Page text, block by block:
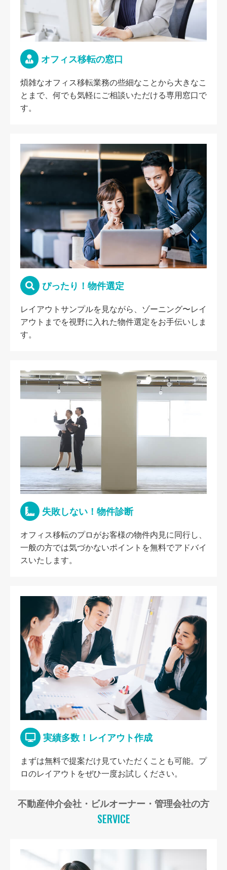
オフィス移転の窓口
煩雑なオフィス移転業務の些細なことから大きなこ
とまで、何でも気軽にご相談いただける専用窓口で
す。
ぴったり！物件選定
レイアウトサンプルを見ながら、ゾーニング〜レイ
アウトまでを視野に入れた物件選定をお手伝いしま
す。
失敗しない！物件診断
オフィス移転のプロがお客様の物件内見に同行し、
一般の方では気づかないポイントを無料でアドバイ
スいたします。
実績多数！レイアウト作成
まずは無料で提案だけ見ていただくことも可能。プ
ロのレイアウトをぜひ一度お試しください。
不動産仲介会社・ビルオーナー・管理会社の方
SERVICE